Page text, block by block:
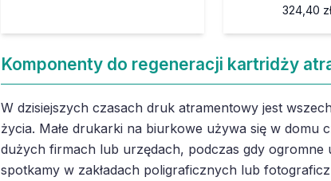
324,40
Komponenty do regeneracji kartridży
W dzisiejszych czasach druk atramentowy jest
życia. Małe drukarki na biurkowe używa się w
dużych firmach lub urzędach, podczas gdy
spotkamy w zakładach poligraficznych lub